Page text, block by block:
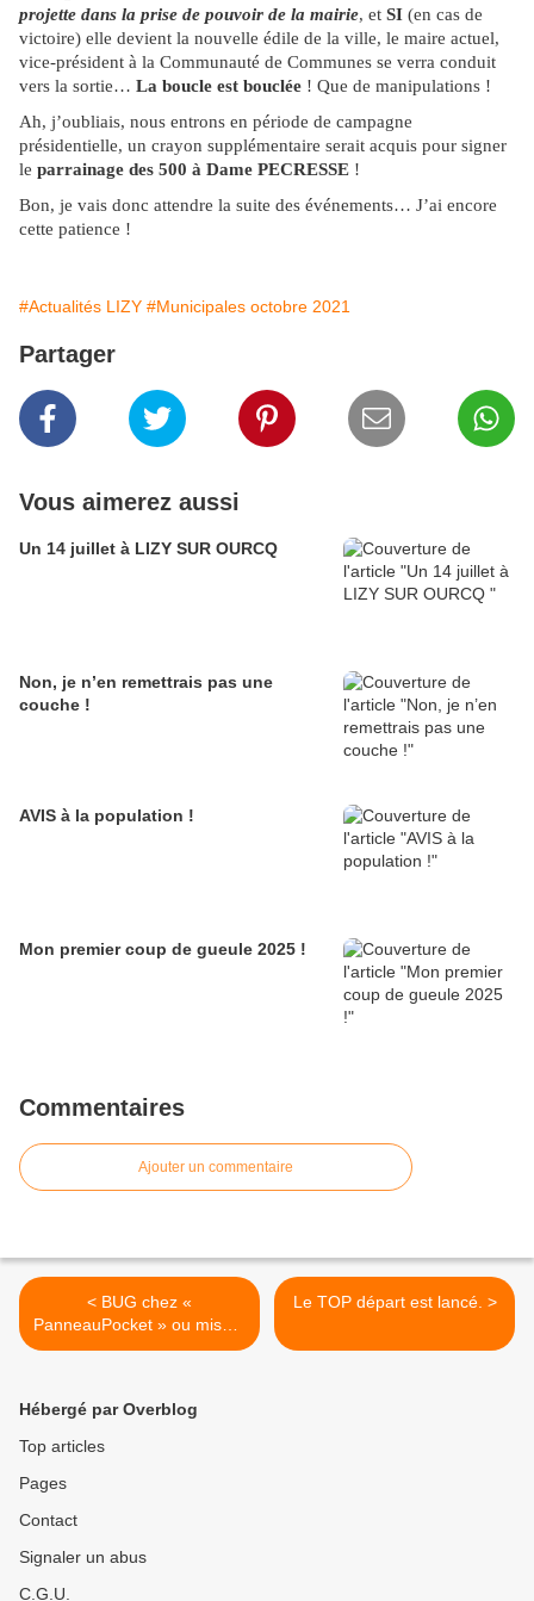
projette dans la prise de pouvoir de la mairie, et SI (en cas de
victoire) elle devient la nouvelle édile de la ville, le maire actuel,
vice-président à la Communauté de Communes se verra conduit
vers la sortie… La boucle est bouclée ! Que de manipulations !
Ah, j’oubliais, nous entrons en période de campagne
présidentielle, un crayon supplémentaire serait acquis pour signer
le parrainage des 500 à Dame PECRESSE !
Bon, je vais donc attendre la suite des événements… J’ai encore
cette patience !
#Actualités LIZY #Municipales octobre 2021
Partager
Vous aimerez aussi
Un 14 juillet à LIZY SUR OURCQ
Non, je n’en remettrais pas une
couche !
AVIS à la population !
Mon premier coup de gueule 2025 !
Commentaires
Ajouter un commentaire
< BUG chez «
PanneauPocket » ou mise à
jour non effectuée ?
Le TOP départ est lancé. >
Hébergé par Overblog
Top articles
Pages
Contact
Signaler un abus
C.G.U.